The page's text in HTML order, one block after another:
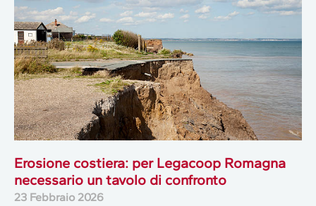
Erosione costiera: per Legacoop Romagna
necessario un tavolo di confronto
23 Febbraio 2026